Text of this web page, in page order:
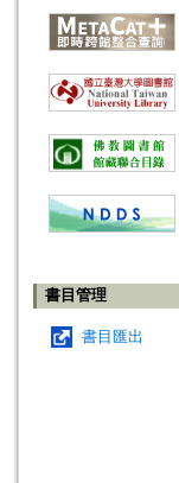
書目管理
書目匯出